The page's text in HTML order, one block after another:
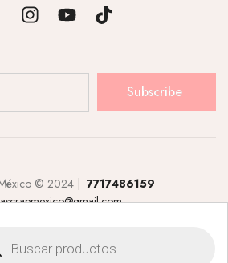
Subscribe
© 2024 | 7717486159